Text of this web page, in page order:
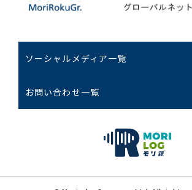
ソーシャルメディア一覧
お問い合わせ一覧